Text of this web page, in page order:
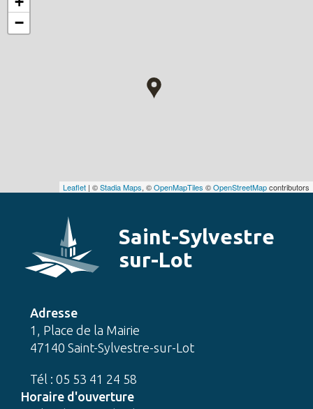
Saint-Sylvestre
sur-Lot
Adresse
1, Place de la Mairie
47140 Saint-Sylvestre-sur-Lot
Tél : 05 53 41 24 58
Horaire d'ouverture
−
Leaflet | ©Stadia Maps, ©OpenMapTiles ©OpenStreetMapcontributors